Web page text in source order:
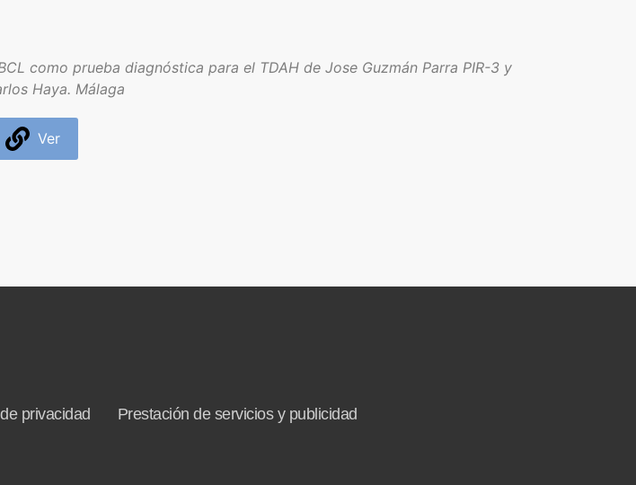
como prueba diagnóstica para el TDAH de Jose Guzmán Parra PIR-3 y
Haya. Málaga
Ver
privacidad Prestación de servicios y publicidad